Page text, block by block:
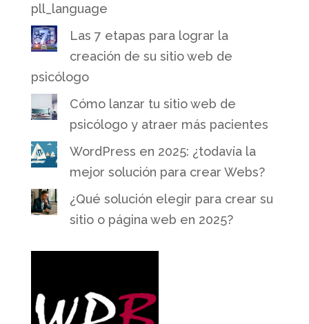
pll_language
Las 7 etapas para lograr la
creación de su sitio web de
psicólogo
Cómo lanzar tu sitio web de
psicólogo y atraer más pacientes
WordPress en 2025: ¿todavía la
mejor solución para crear Webs?
¿Qué solución elegir para crear su
sitio o página web en 2025?